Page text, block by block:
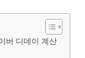
버 디데이 계산